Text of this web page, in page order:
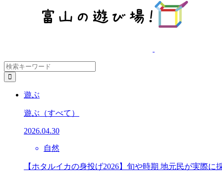
遊ぶ
遊ぶ （すべて）
2026.04.30
自然
【ホタルイカの身投げ2026】旬や時期 地元民が実際に